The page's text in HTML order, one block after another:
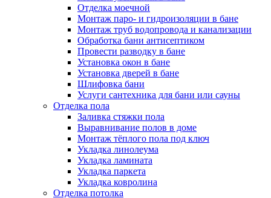
Отделка моечной
Монтаж паро- и гидроизоляции в бане
Монтаж труб водопровода и канализации
Обработка бани антисептиком
Провести разводку в бане
Установка окон в бане
Установка дверей в бане
Шлифовка бани
Услуги сантехника для бани или сауны
Отделка пола
Заливка стяжки пола
Выравнивание полов в доме
Монтаж тёплого пола под ключ
Укладка линолеума
Укладка ламината
Укладка паркета
Укладка ковролина
Отделка потолка